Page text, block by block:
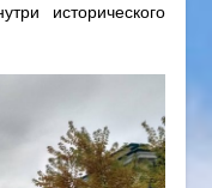
исторического